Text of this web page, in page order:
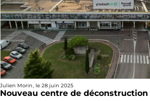
Julien Morin, le 28 juin 2025
Nouveau centre de déconstruction